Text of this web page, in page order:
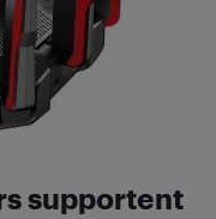
supportent